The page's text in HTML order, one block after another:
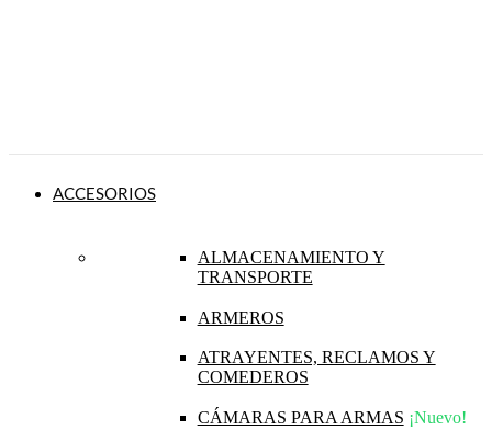
ACCESORIOS
ALMACENAMIENTO Y
TRANSPORTE
ARMEROS
ATRAYENTES, RECLAMOS Y
COMEDEROS
CÁMARAS PARA ARMAS ¡Nuevo!